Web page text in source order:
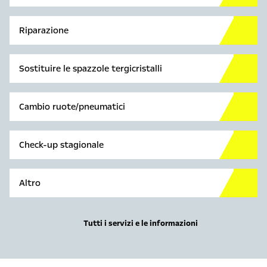
Riparazione
Sostituire le spazzole tergicristalli
Cambio ruote/pneumatici
Check-up stagionale
Altro
Tutti i servizi e le informazioni